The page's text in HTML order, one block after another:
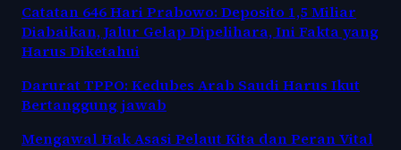
Catatan 646 Hari Prabowo: Deposito 1,5 Miliar
Diabaikan, Jalur Gelap Dipelihara, Ini Fakta yang
Harus Diketahui
Darurat TPPO: Kedubes Arab Saudi Harus Ikut
Bertanggung jawab
Mengawal Hak Asasi Pelaut Kita dan Peran Vital